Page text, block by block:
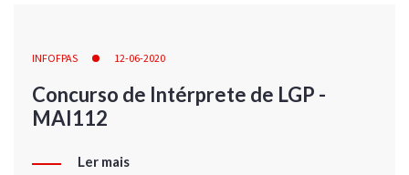
INFOFPAS 12-06-2020
Concurso de Intérprete de LGP -
MAI112
Ler mais